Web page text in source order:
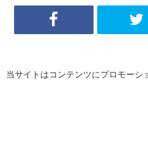
当サイトはコンテンツにプロモーシ